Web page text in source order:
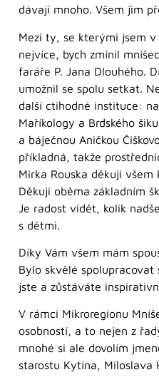
dávají mnoho. Všem jim
Mezi ty, se kterými jsem v
nejvíce, bych zmínil
faráře P. Jana Dlouhého.
umožnil se spolu setkat.
další ctihodné instituce:
Maříkology a Brdského
a báječnou Aničkou
příkladná, takže
Mirka Rouska děkuji všem
Děkuji oběma základním
Je radost vidět, kolik
s dětmi.
Díky Vám všem mám
Bylo skvělé
jste a zůstáváte
V rámci Mikroregionu
osobností, a to nejen z
mnohé si ale dovolím
starostu Kytína, Miloslava